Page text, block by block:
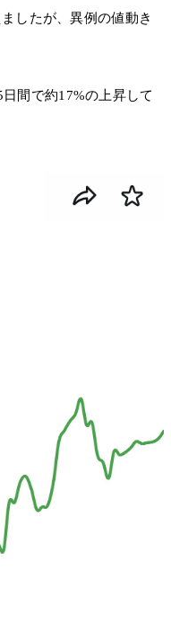
したが、異例の値動き
間で約17%の上昇して